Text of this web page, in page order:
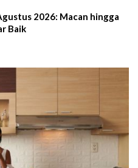
2026: Macan hingga
Baik